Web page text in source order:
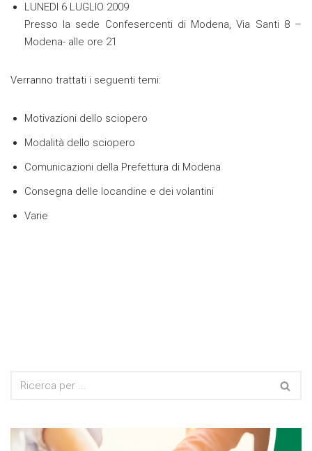
LUNEDI 6 LUGLIO 2009
Presso la sede Confesercenti di Modena, Via Santi 8 –
Modena- alle ore 21
Verranno trattati i seguenti temi:
Motivazioni dello sciopero
Modalità dello sciopero
Comunicazioni della Prefettura di Modena
Consegna delle locandine e dei volantini
Varie